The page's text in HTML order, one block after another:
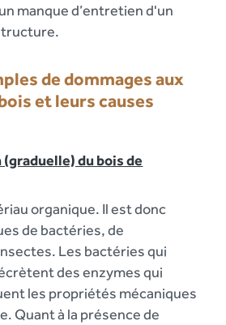
manque d’entretien d'un
de dommages aux
et leurs causes
du bois de
organique. Il est donc
de bactéries, de
Les bactéries qui
des enzymes qui
les propriétés mécaniques
Quant à la présence de